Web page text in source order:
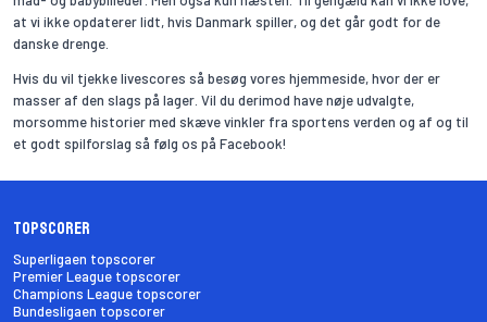
at vi ikke opdaterer lidt, hvis Danmark spiller, og det går godt for de
danske drenge.
Hvis du vil tjekke livescores så besøg vores hjemmeside, hvor der er
masser af den slags på lager. Vil du derimod have nøje udvalgte,
morsomme historier med skæve vinkler fra sportens verden og af og til
et godt spilforslag så følg os på Facebook!
Topscorer
Superligaen topscorer
Premier League topscorer
Champions League topscorer
Bundesligaen topscorer